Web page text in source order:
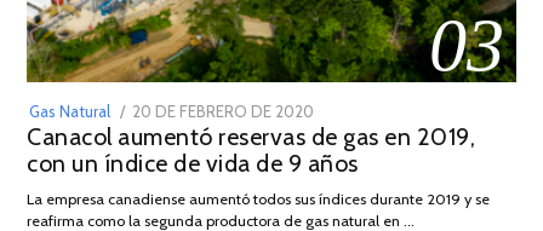
03
Gas Natural
POSTED
ON
20 DE FEBRERO DE 2020
DE
JULIO
2025
Canacol aumentó reservas de gas en 2019,
con un índice de vida de 9 años
La empresa canadiense aumentó todos sus índices durante 2019 y se
reafirma como la segunda productora de gas natural en …